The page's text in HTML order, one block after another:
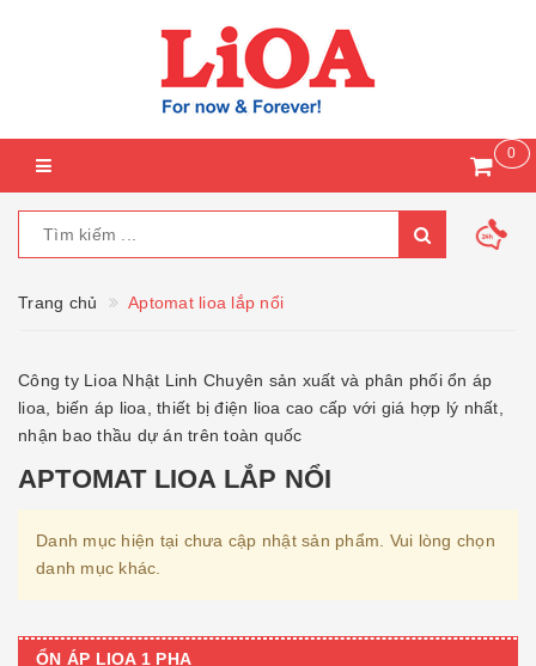
0
Trang chủ Aptomat lioa lắp nổi
Công ty Lioa Nhật Linh Chuyên sản xuất và phân phối ổn áp
lioa, biến áp lioa, thiết bị điện lioa cao cấp với giá hợp lý nhất,
nhận bao thầu dự án trên toàn quốc
APTOMAT LIOA LẮP NỔI
Danh mục hiện tại chưa cập nhật sản phẩm. Vui lòng chọn
danh mục khác.
ỔN ÁP LIOA 1 PHA